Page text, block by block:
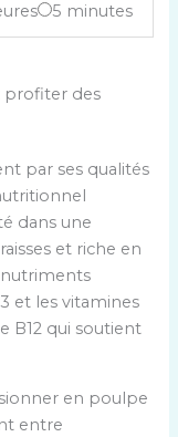
5 minutes
profiter des
par ses qualités
dans une
et riche en
et les vitamines
B12 qui soutient
en poulpe
entre